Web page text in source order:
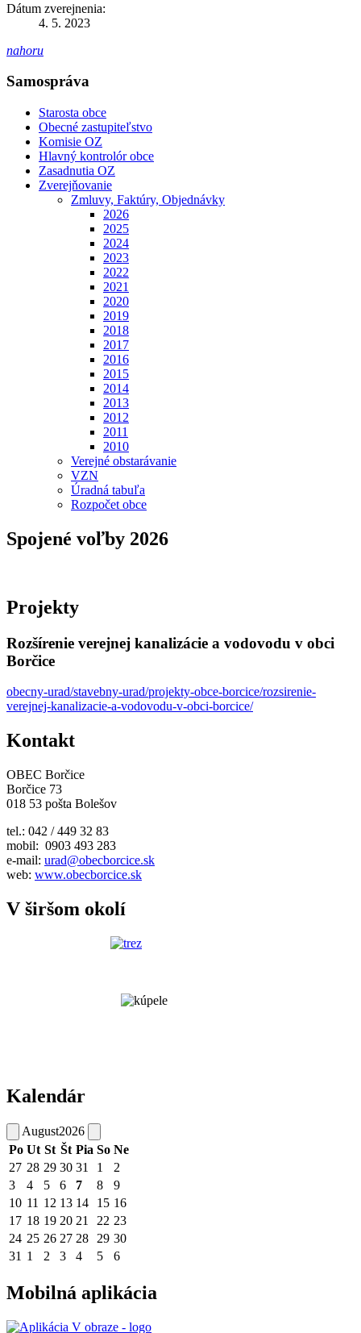
Dátum zverejnenia:
4. 5. 2023
nahoru
Samospráva
Starosta obce
Obecné zastupiteľstvo
Komisie OZ
Hlavný kontrolór obce
Zasadnutia OZ
Zverejňovanie
Zmluvy, Faktúry, Objednávky
2026
2025
2024
2023
2022
2021
2020
2019
2018
2017
2016
2015
2014
2013
2012
2011
2010
Verejné obstarávanie
VZN
Úradná tabuľa
Rozpočet obce
Spojené voľby 2026
Projekty
Rozšírenie verejnej kanalizácie a vodovodu v obci
Borčice
obecny-urad/stavebny-urad/projekty-obce-borcice/rozsirenie-
verejnej-kanalizacie-a-vodovodu-v-obci-borcice/
Kontakt
OBEC Borčice
Borčice 73
018 53 pošta Bolešov
tel.: 042 / 449 32 83
mobil: 0903 493 283
e-mail: urad@obecborcice.sk
web: www.obecborcice.sk
V širšom okolí
Kalendár
August2026
Po Ut St Št Pia So Ne
27 28 29 30 31 1
2
3
4 5 6 7 8
9
10 11 12 13 14 15 16
17 18 19 20 21 22 23
24 25 26 27 28 29 30
31 1 2 3 4 5 6
Mobilná aplikácia